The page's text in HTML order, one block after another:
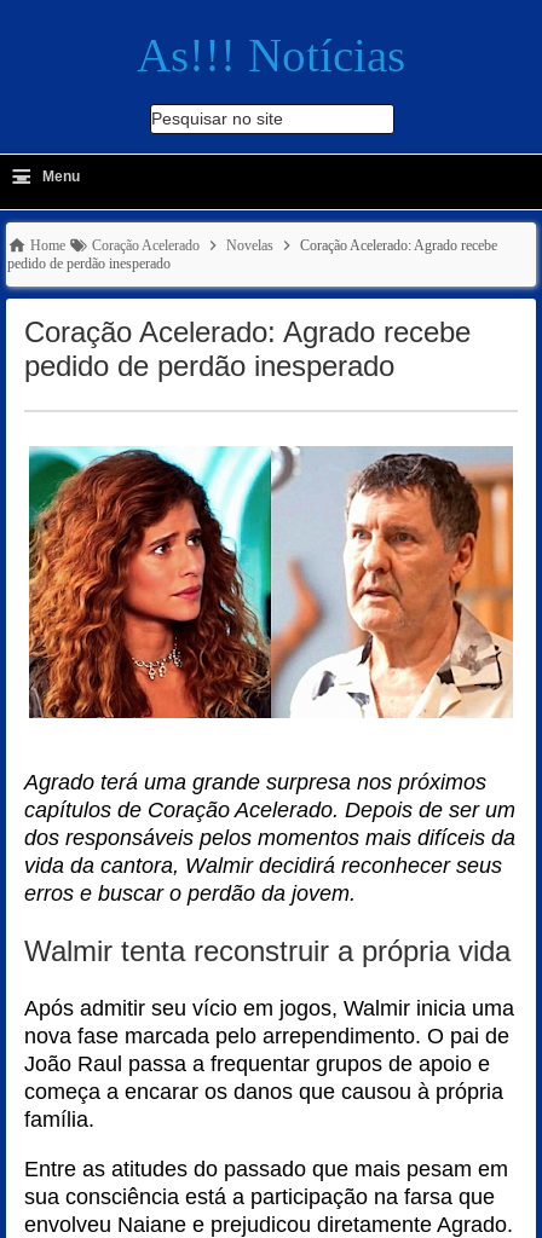
As!!! Notícias
Pesquisar no site
-
≡ Menu
Home Coração Acelerado Novelas
Coração Acelerado: Agrado recebe
pedido de perdão inesperado
Coração Acelerado: Agrado recebe
pedido de perdão inesperado
Agrado terá uma grande surpresa nos próximos
capítulos de Coração Acelerado. Depois de ser um
dos responsáveis pelos momentos mais difíceis da
vida da cantora, Walmir decidirá reconhecer seus
erros e buscar o perdão da jovem.
Walmir tenta reconstruir a própria vida
Após admitir seu vício em jogos, Walmir inicia uma
nova fase marcada pelo arrependimento. O pai de
João Raul passa a frequentar grupos de apoio e
começa a encarar os danos que causou à própria
família.
Entre as atitudes do passado que mais pesam em
sua consciência está a participação na farsa que
envolveu Naiane e prejudicou diretamente Agrado.